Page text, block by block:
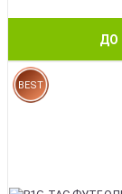
ДО
BEST